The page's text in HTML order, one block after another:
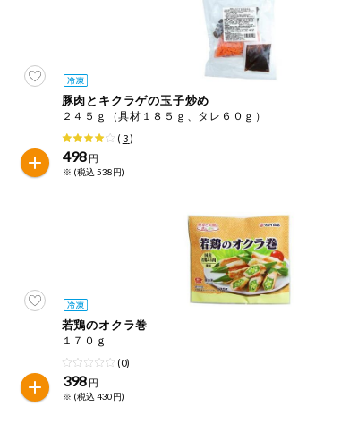
豚肉とキクラゲの玉子炒め
２４５ｇ（具材１８５ｇ、タレ６０ｇ）
( 3)
498 円
※ (税込 538円)
若鶏のオクラ巻
１７０ｇ
(0)
398 円
※ (税込 430円)